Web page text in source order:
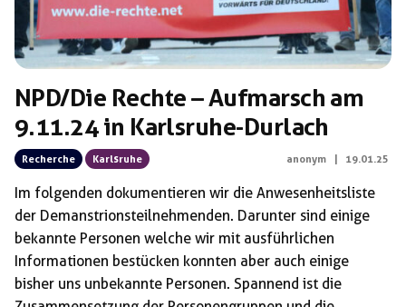
NPD/Die Rechte – Aufmarsch am
9.11.24 in Karlsruhe-Durlach
Recherche Karlsruhe anonym 19.01.25
Im folgenden dokumentieren wir die Anwesenheitsliste
der Demanstrionsteilnehmenden. Darunter sind einige
bekannte Personen welche wir mit ausführlichen
Informationen bestücken konnten aber auch einige
bisher uns unbekannte Personen. Spannend ist die